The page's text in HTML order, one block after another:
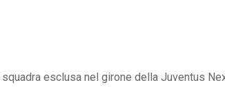
squadra esclusa nel girone della Juventus